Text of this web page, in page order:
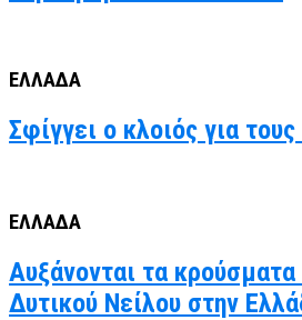
ΕΛΛΑΔΑ
Σφίγγει ο κλοιός για
ΕΛΛΑΔΑ
Αυξάνονται τα κρούσματα
Δυτικού Νείλου στην